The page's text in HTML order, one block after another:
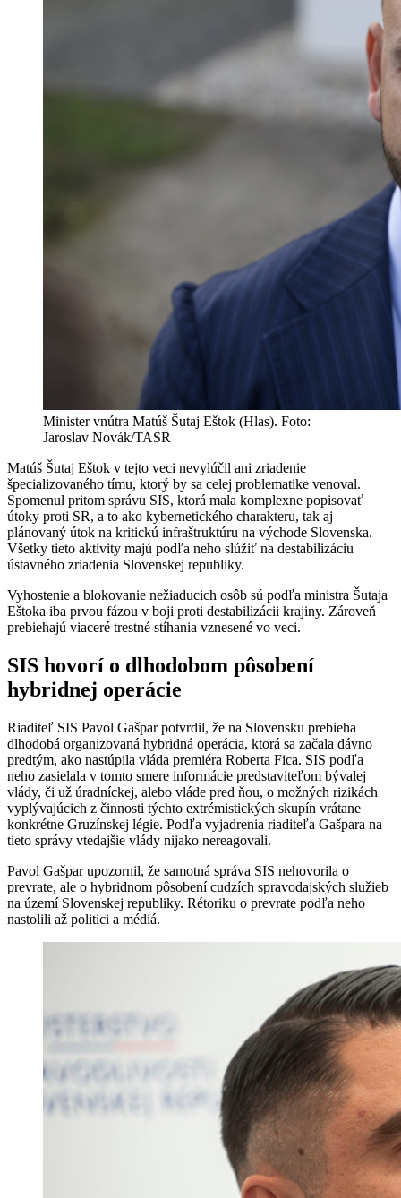
Minister vnútra Matúš Šutaj Eštok (Hlas). Foto:
Jaroslav Novák/TASR
Matúš Šutaj Eštok v tejto veci nevylúčil ani zriadenie
špecializovaného tímu, ktorý by sa celej problematike venoval.
Spomenul pritom správu SIS, ktorá mala komplexne popisovať
útoky proti SR, a to ako kybernetického charakteru, tak aj
plánovaný útok na kritickú infraštruktúru na východe Slovenska.
Všetky tieto aktivity majú podľa neho slúžiť na destabilizáciu
ústavného zriadenia Slovenskej republiky.
Vyhostenie a blokovanie nežiaducich osôb sú podľa ministra Šutaja
Eštoka iba prvou fázou v boji proti destabilizácii krajiny. Zároveň
prebiehajú viaceré trestné stíhania vznesené vo veci.
SIS hovorí o dlhodobom pôsobení
hybridnej operácie
Riaditeľ SIS Pavol Gašpar potvrdil, že na Slovensku prebieha
dlhodobá organizovaná hybridná operácia, ktorá sa začala dávno
predtým, ako nastúpila vláda premiéra Roberta Fica. SIS podľa
neho zasielala v tomto smere informácie predstaviteľom bývalej
vlády, či už úradníckej, alebo vláde pred ňou, o možných rizikách
vyplývajúcich z činnosti týchto extrémistických skupín vrátane
konkrétne Gruzínskej légie. Podľa vyjadrenia riaditeľa Gašpara na
tieto správy vtedajšie vlády nijako nereagovali.
Pavol Gašpar upozornil, že samotná správa SIS nehovorila o
prevrate, ale o hybridnom pôsobení cudzích spravodajských služieb
na území Slovenskej republiky. Rétoriku o prevrate podľa neho
nastolili až politici a médiá.